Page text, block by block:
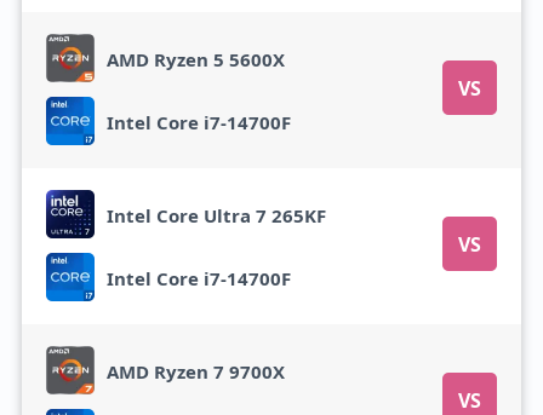
AMD Ryzen 5 5600X
VS
Intel Core i7-14700F
Intel Core Ultra 7 265KF
VS
Intel Core i7-14700F
AMD Ryzen 7 9700X
VS